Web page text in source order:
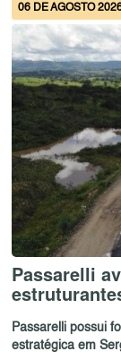
06 DE AGOSTO
Passarelli
Passarelli possui
estratégica em